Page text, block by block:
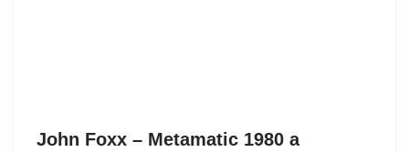
John Foxx ‎– Metamatic 1980 a